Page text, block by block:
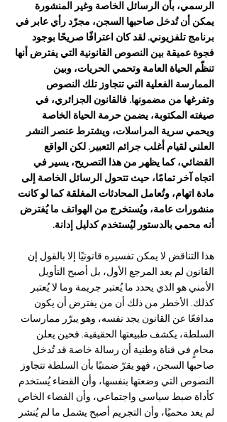
الرسمي، بأن الرسائل الخاصة وغير المنشورة
يمكن أن تُدخل صاحبها السجن، مجرّد رأي عابر في
برنامج تلفزيوني. لقد كان اعترافًا صريحًا بوجود
فجوة عميقة بين النصوص القانونية التي يفترض أنها
تنظّم الحياة العامة وتحمي الحريات، وبين
الممارسة الفعلية التي تتجاوز تلك النصوص
وتفرغها من مضمونها. فالقانون الجزائري، في
صيغته المكتوبة، يضمن حرمة الحياة الخاصة
ويحمي سرية المراسلات، ويشترط عنصر النشر
العلني لقيام أغلب جرائم التعبير. لكن الواقع
القضائي، كما يظهر من هذا التصريح، يسير في
اتجاه آخر تمامًا، حيث تتحول الرسائل الخاصة إلى
مادة اتهام، وتُعامل المحادثات المغلقة كما لو كانت
منشورات عامة، ويُستخرج من الهواتف ما يُفترض
أنه محمي بالدستور ليُستخدم كدليل إدانة.
هذا التناقض لا يمكن تفسيره قانونيًا إلا بالقول إن
القانون لم يعد المرجع الأول، بل أصبح التأويل
الأمني هو الذي يحدد ما يُعتبر جريمة وما لا يُعتبر
كذلك. الأخطر من ذلك أن من يفترض أن يكون
مدافعًا عن القانون يجد نفسه، وهو يبرّر ممارسات
السلطة، يكشف طبيعتها الحقيقية. فحين يعلن
محامٍ في قناة وطنية أن رسالة خاصة قد تُدخل
صاحبها السجن، فهو يقرّ ضمنيًا بأن السلطة تتجاوز
النصوص التي وضعتها بنفسها، وأن القضاء يُستخدم
كأداة ضبط سياسي واجتماعي، وأن الفضاء الخاص
لم يعد محميًا، وأن التجريم أصبح يشمل ما لم يُنشر